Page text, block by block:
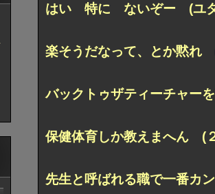
はい 特に ないぞー (ユ
楽そうだなって、とか黙れ
バックトゥザティーチャー
保健体育しか教えまへん (
先生と呼ばれる職で一番カ